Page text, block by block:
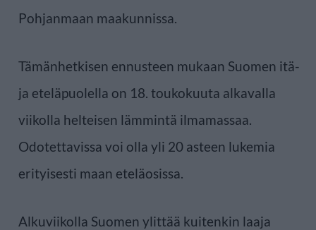
Pohjanmaan maakunnissa.
Tämänhetkisen ennusteen mukaan Suomen itä-
ja eteläpuolella on 18. toukokuuta alkavalla
viikolla helteisen lämmintä ilmamassaa.
Odotettavissa voi olla yli 20 asteen lukemia
erityisesti maan eteläosissa.
Alkuviikolla Suomen ylittää kuitenkin laaja